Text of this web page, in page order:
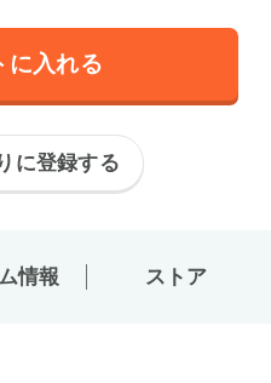
に入れる
に登録する
情報 ストア